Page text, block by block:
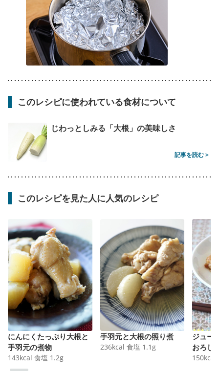
このレシピに使われている食材について
じわっとしみる「大根」の美味しさ
記事を読む >
このレシピを見た人に人気のレシピ
にんにくたっぷり大根と
手羽元の煮物
143kcal 食塩 1.2g
手羽元と大根の照り煮
236kcal 食塩 1.1 g
ジュー
おろし
150kcal